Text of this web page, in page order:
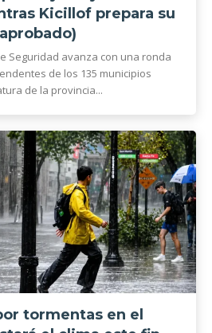
Kicillof prepara su
Seguridad avanza con una ronda
de los 135 municipios
de la provincia...
tormentas en el